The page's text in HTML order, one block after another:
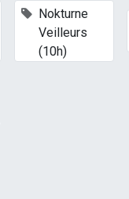
Nokturne
Veilleurs
(10h)